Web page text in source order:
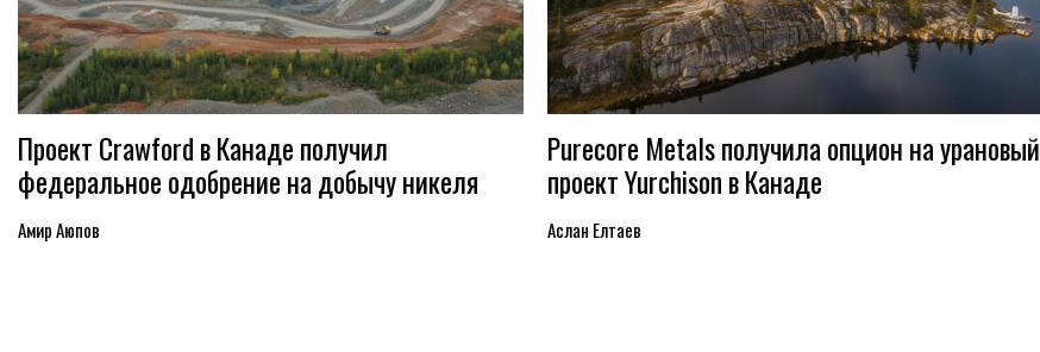
Проект Crawford в Канаде получил
федеральное одобрение на добычу никеля
Амир Аюпов
Purecore Metals получила опцион на урановый
проект Yurchison в Канаде
Аслан Елтаев